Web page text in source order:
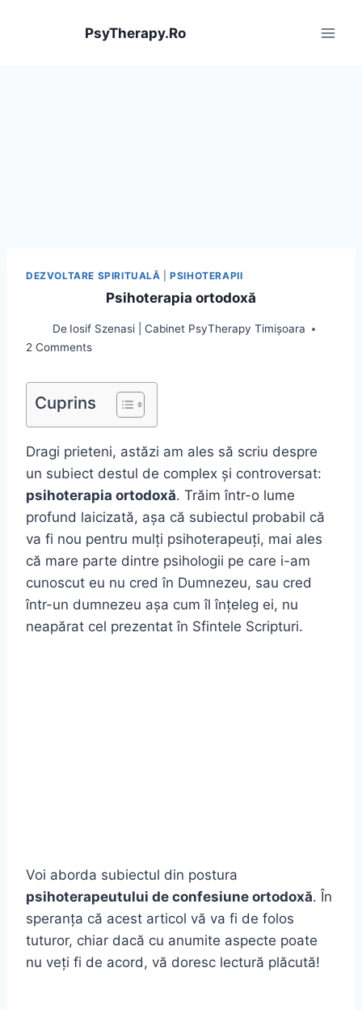
PsyTherapy.Ro
DEZVOLTARE SPIRITUALĂ |PSIHOTERAPII
Psihoterapia ortodoxă
De Iosif Szenasi | Cabinet PsyTherapy Timișoara
2 Comments
Cuprins
Dragi prieteni, astăzi am ales să scriu despre
un subiect destul de complex și controversat:
psihoterapia ortodoxă. Trăim într-o lume
profund laicizată, așa că subiectul probabil că
va fi nou pentru mulți psihoterapeuți, mai ales
că mare parte dintre psihologii pe care i-am
cunoscut eu nu cred în Dumnezeu, sau cred
într-un dumnezeu așa cum îl înțeleg ei, nu
neapărat cel prezentat în Sfintele Scripturi.
Voi aborda subiectul din postura
psihoterapeutului de confesiune ortodoxă. În
speranța că acest articol vă va fi de folos
tuturor, chiar dacă cu anumite aspecte poate
nu veți fi de acord, vă doresc lectură plăcută!